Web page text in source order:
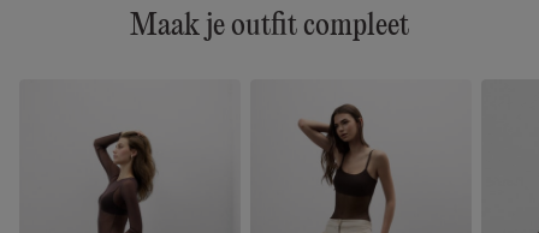
Maak je outfit compleet